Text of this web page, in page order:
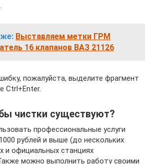
Выставляем метки ГРМ
16 клапанов ВАЗ 21126
пожалуйста, выделите фрагмент
Ctrl+Enter.
чистки существуют?
профессиональные услуги
рублей и выше (до нескольких
и официальных станциях
можно выполнить работу своими